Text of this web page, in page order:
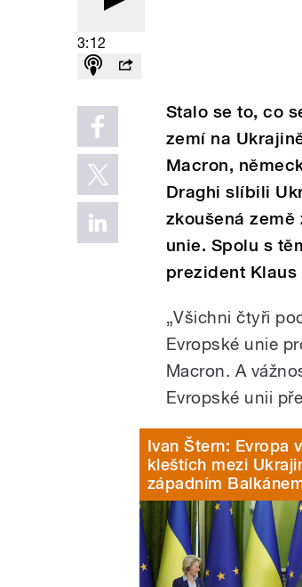
3:12
Stalo se to, co
zemí na
Macron,
Draghi slíbili
zkoušená
unie. Spolu s
prezident Klaus
„Všichni čtyři
Evropské unie
Macron. A
Evropské unii
Ivan Štern: Evropa v
kleštích mezi
západním